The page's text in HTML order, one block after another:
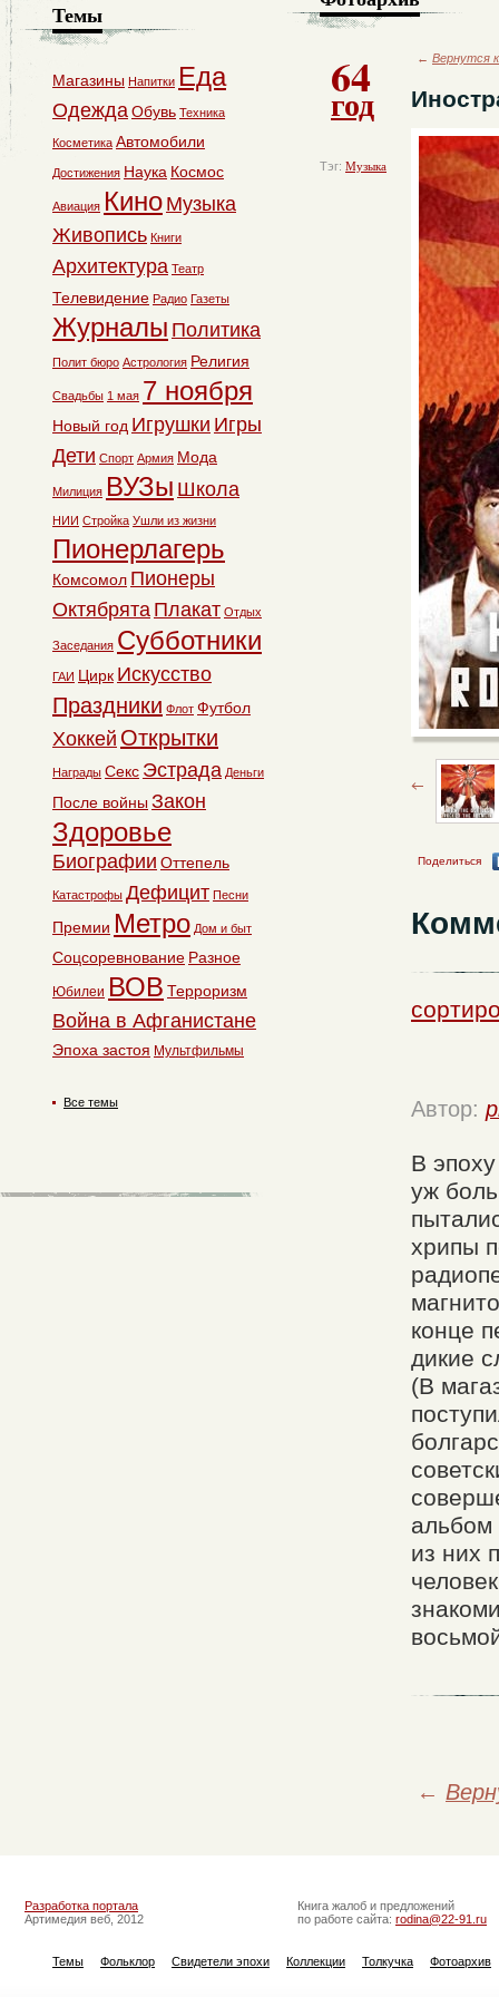
64
год
Тэг: Музыка
← Вернутся
Поделиться
Автор:
В
уж
хрипы
конце
дикие
(В
альбом
из них
←
Темы
Магазины Напитки Еда
ОдеждаОбувь Техника
Косметика Автомобили
Достижения Наука Космос
Авиация Кино Музыка
Живопись Книги
Архитектура Театр
Телевидение Радио Газеты
Журналы Политика
Полит бюро Астрология Религия
Свадьбы 1 мая 7 ноября
Новый год Игрушки Игры
Дети Спорт Армия Мода
Милиция ВУЗы Школа
НИИ Стройка Ушли из жизни
Пионерлагерь
Комсомол Пионеры
Октябрята Плакат Отдых
Заседания Субботники
ГАИ Цирк Искусство
Праздники Флот Футбол
Хоккей Открытки
Награды Секс Эстрада Деньги
После войны Закон
Здоровье
Биографии Оттепель
Катастрофы Дефицит Песни
Премии Метро Дом и быт
Соцсоревнование Разное
Юбилеи ВОВ Терроризм
Война в Афганистане
Эпоха застоя Мультфильмы
Все темы
Разработка портала
Артимедия веб, 2012
Книга жалоб и предложений
по работе сайта: rodina@22-91.ru
Темы Фольклор Свидетели эпохи Коллекции Толкучка Фотоархив